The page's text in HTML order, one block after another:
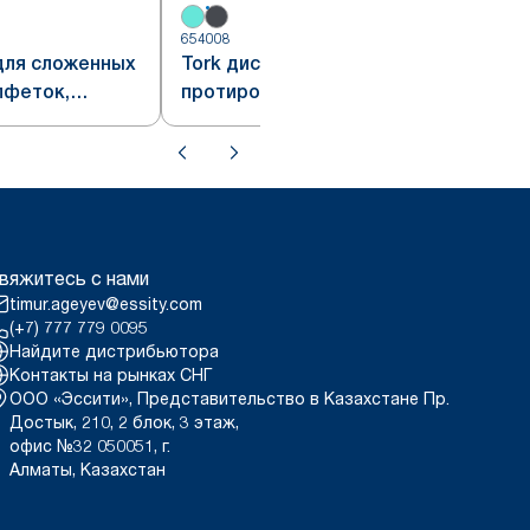
сложенных
белого и
654008
Tork диспенсер для сложенных
протирочных салфеток,
настенный, сочетание
красного и дымчато-серого,
с нами
timur.ageyev@essity.com
(+7) 777 779 0095
Найдите дистрибьютора
Контакты на рынках СНГ
ООО «Эссити», Представительство в Казахстане Пр.
Достык, 210, 2 блок, 3 этаж,
офис №32 050051, г.
Алматы, Казахстан